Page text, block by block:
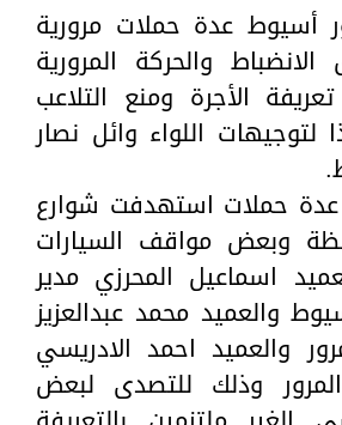
أسيوط عدة حملات مرورية
والحركة المرورية
الأجرة ومنع التلاعب
لتوجيهات اللواء وائل نصار
حملات استهدفت شوارع
وبعض مواقف السيارات
اسماعيل المحرزي مدير
والعميد محمد عبدالعزيز
والعميد احمد الادريسي
وذلك للتصدى لبعض